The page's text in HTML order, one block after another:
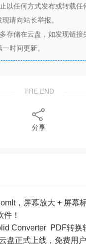
以任何方式发布或转载任
请向站长举报。
存储在云盘，如发现链接
时间更新。
THE END
分享
，屏幕放大 + 屏幕
！
Converter PDF转换
盘正式上线，免费用户